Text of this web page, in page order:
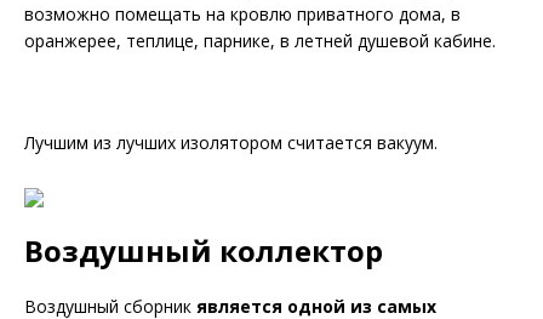
возможно помещать на кровлю приватного дома, в
оранжерее, теплице, парнике, в летней душевой кабине.
Лучшим из лучших изолятором считается вакуум.
Воздушный коллектор
Воздушный сборник является одной из самых